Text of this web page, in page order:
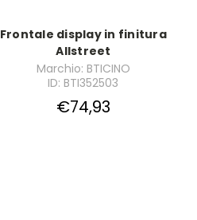
Frontale display in finitura
Allstreet
Marchio: BTICINO
ID: BTI352503
€74,93